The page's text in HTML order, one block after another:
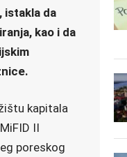
istakla da
kao i da
kapitala
II
poreskog